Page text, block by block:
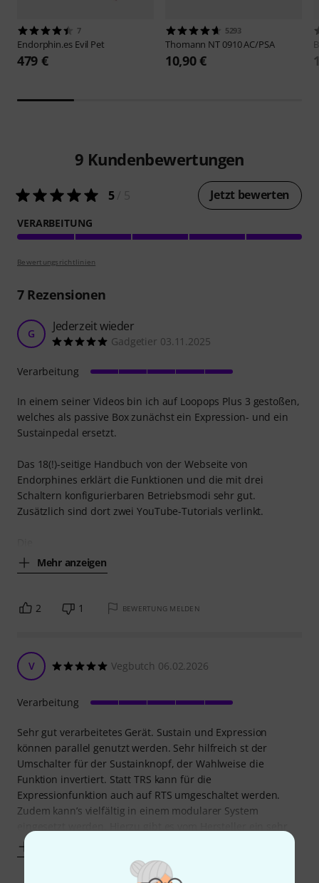
7
Endorphin.es Evil Pet
479 €
5293
Thomann NT 0910 AC/PSA
10,90 €
9 Kundenbewertungen
5/ 5 Jetzt bewerten
VERARBEITUNG
Bewertungsrichtlinien
7Rezensionen
G Jederzeit wieder
Gadgetier 03.11.2025
In einem seiner Videos bin ich auf Loopops Plus 3 gestoßen,
welches als passive Box zunächst ein Expression- und ein
Sustainpedal ersetzt.
Das 18(!)-seitige Handbuch von der Webseite von
Endorphines erklärt die Funktionen und die mit drei
Schaltern konfigurierbaren Betriebsmodi sehr gut.
Zusätzlich sind dort zwei YouTube-Tutorials verlinkt.
Mehr anzeigen
Verarbeitung
2 1 BEWERTUNG MELDEN
V Vegbutch 06.02.2026
Sehr gut verarbeitetes Gerät. Sustain und Expression
können parallel genutzt werden. Sehr hilfreich st der
Umschalter für der Sustainknopf, der Wahlweise die
Funktion invertiert. Statt TRS kann für die
Expressionfunktion auch auf RTS umgeschaltet werden.
Zudem kann’s vielfältig in einem modularer System
Verarbeitung